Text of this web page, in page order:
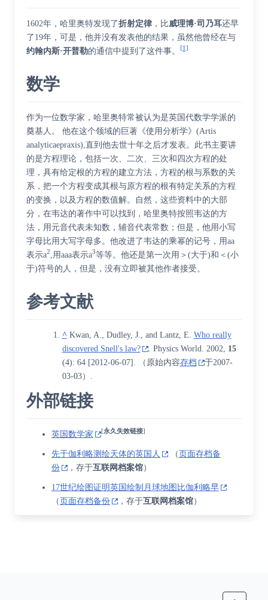
1602年，哈里奥特发现了折射定律 ，比威理博·司乃耳还早
了19年，可是，他并没有发表他的结果，虽然他曾经在与
约翰内斯·开普勒的通信中提到了这件事。 [1]
数学
作为一位数学家，哈里奥特常被认为是英国代数学学派的
奠基人。 他在这个领域的巨著《使用分析学》(Artis
analyticaepraxis),直到他去世十年之后才发表。此书主要讲
的是方程理论，包括一次、二次、三次和四次方程的处
理，具有给定根的方程的建立方法，方程的根与系数的关
系，把一个方程变成其根与原方程的根有特定关系的方程
的变换，以及方程的数值解。自然，这些资料中的大部
分，在韦达的著作中可以找到，哈里奥特按照韦达的方
法，用元音代表未知数，辅音代表常数；但是，他用小写
字母比用大写字母多。他改进了韦达的乘幂的记号，用aa
表示a2,用aaa表示a3等等。他还是第一次用＞(大于)和＜(小
于)符号的人，但是，没有立即被其他作者接受。
参考文献
^ Kwan, A., Dudley, J., and Lantz, E. Who really
discovered Snell's law?
. Physics World. 2002, 15
(4): 64 [2012-06-07] . （原始内容存档
于2007-
03-03）.
外部链接
英国数学家 永久失效链接
先于伽利略测绘天体的英国人 （页面存档备
份
，存于互联网档案馆）
17世纪绘图证明英国绘制月球地图比伽利略早
（页面存档备份 ，存于互联网档案馆）